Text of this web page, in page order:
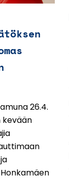
26.4.
kevään